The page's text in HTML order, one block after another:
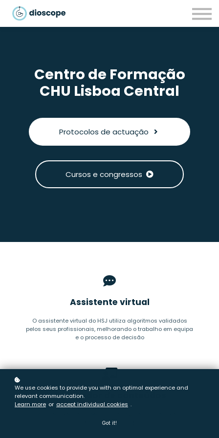
Parcerias
Centro de Formação
CHU Lisboa Central
Protocolos de actuação
Cursos e congressos
Assistente virtual
O assistente virtual do HSJ utiliza algoritmos validados
pelos seus profissionais, melhorando o trabalho em equipa
e o processo de decisão
Agregador de conteúdos
distância de um clique!
We use cookies to provide you with an optimal experience and
relevant communication.
Learn more or accept individual cookies .
Got it!